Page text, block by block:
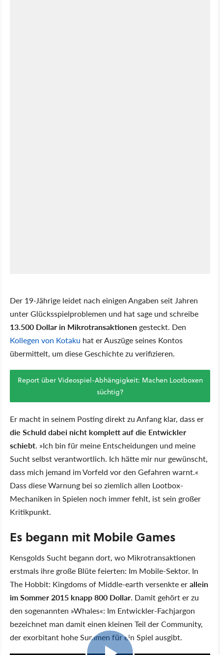
Der 19-Jährige leidet nach einigen Angaben seit Jahren
unter Glücksspielproblemen und hat sage und schreibe
13.500 Dollar in Mikrotransaktionen gesteckt. Den
Kollegen von Kotaku hat er Auszüge seines Kontos
übermittelt, um diese Geschichte zu verifizieren.
Report über Videospiel-Abhängigkeit: Machen Lootboxen
süchtig?
Er macht in seinem Posting direkt zu Anfang klar, dass er
die Schuld dabei nicht komplett auf die Entwickler
schiebt. »Ich bin für meine Entscheidungen und meine
Sucht selbst verantwortlich. Ich hätte mir nur gewünscht,
dass mich jemand im Vorfeld vor den Gefahren warnt.«
Dass diese Warnung bei so ziemlich allen Lootbox-
Mechaniken in Spielen noch immer fehlt, ist sein großer
Kritikpunkt.
Es begann mit Mobile Games
Kensgolds Sucht begann dort, wo Mikrotransaktionen
erstmals ihre große Blüte feierten: Im Mobile-Sektor. In
The Hobbit: Kingdoms of Middle-earth versenkte erallein
im Sommer 2015 knapp 800 Dollar. Damit gehört er zu
den sogenannten »Whales«: Im Entwickler-Fachjargon
bezeichnet man damit einen kleinen Teil der Community,
der exorbitant hohe Summen für ein Spiel ausgibt.